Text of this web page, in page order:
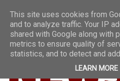
This site uses cookies from
and to analyze traffic. Your IP
shared with Google along with
metrics to ensure quality of
statistics, and to detect and
LEARN MORE